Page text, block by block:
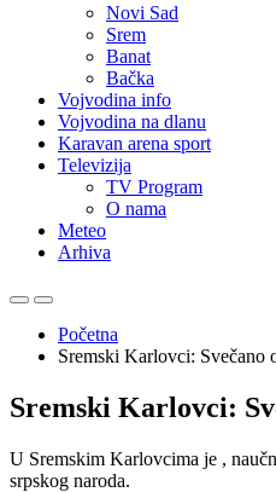
Novi Sad
Srem
Banat
Bačka
Vojvodina info
Vojvodina na dlanu
Karavan arena sport
Televizija
TV Program
O nama
Meteo
Arhiva
Početna
Sremski Karlovci: Svečano
Sremski Karlovci:
U Sremskim Karlovcima je ,
srpskog naroda.